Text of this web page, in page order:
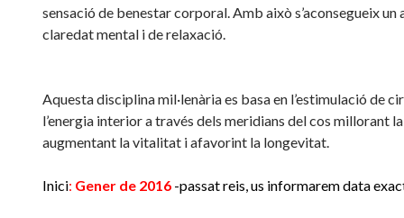
sensació de benestar corporal. Amb això s’aconsegueix un
claredat mental i de relaxació.
Aquesta disciplina mil·lenària es basa en l’estimulació de
l’energia interior a través dels meridians del cos millorant
augmentant la vitalitat i afavorint la longevitat.
Inici: Gener de 2016 -passat reis, us informarem data